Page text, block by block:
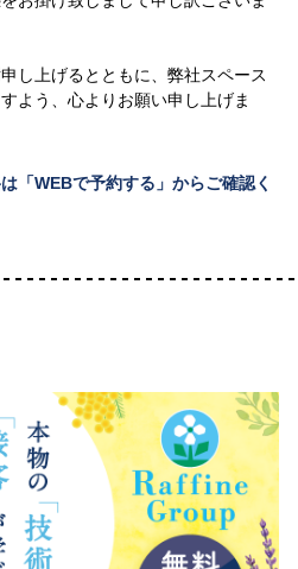
し上げるとともに、弊社スペース
よう、心よりお願い申し上げま
「WEBで予約する」からご確認く